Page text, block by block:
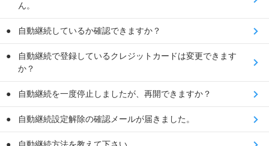
ん。
自動継続しているか確認できますか？
自動継続で登録しているクレジットカードは変更できます
か？
自動継続を一度停止しましたが、再開できますか？
自動継続設定解除の確認メールが届きました。